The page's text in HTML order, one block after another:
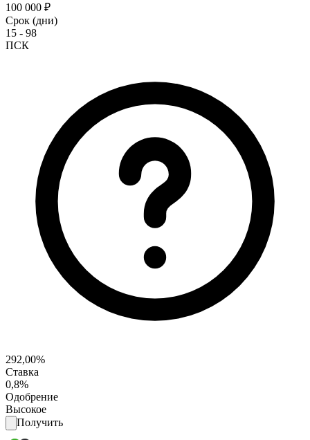
100 000 ₽
Срок (дни)
15 - 98
ПСК
292,00%
Ставка
0,8%
Одобрение
Высокое
Получить